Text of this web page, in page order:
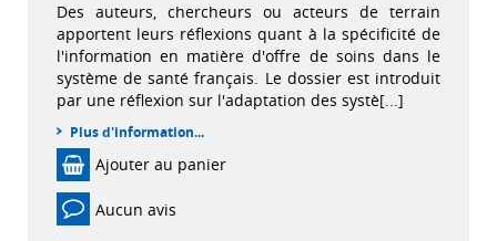
Des auteurs, chercheurs ou acteurs de terrain
apportent leurs réflexions quant à la spécificité de
l'information en matière d'offre de soins dans le
système de santé français. Le dossier est introduit
par une réflexion sur l'adaptation des systè[...]
Plus d'information...
Ajouter au panier
Aucun avis